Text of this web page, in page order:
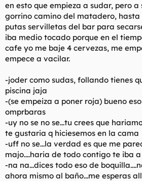
en esto que empieza a sudar, pero
gorrino camino del matadero, hasta
putas servilletas del bar para
iba medio tocado porque en el
cafe yo me baje 4 cervezas, me
empece a vacilar.
-joder como sudas, follando tienes
piscina jaja
-(se empeiza a poner roja) bueno
omprbaras
-uy no se no se...tu crees que
te gustaria q hiciesemos en la cama
-uff no se...la verdad es que me
majo....haria de todo contigo te iba
-na na...dices todo eso de
ahora mismo al baño...me esperas